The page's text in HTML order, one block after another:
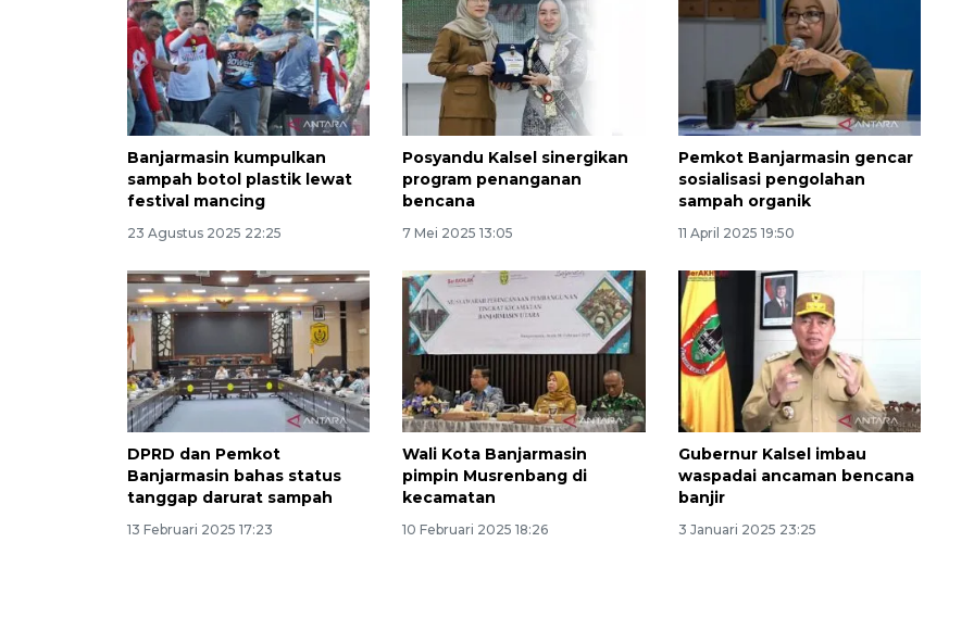
Banjarmasin kumpulkan
sampah botol plastik lewat
festival mancing
23 Agustus 2025 22:25
Posyandu Kalsel sinergikan
program penanganan
bencana
7 Mei 2025 13:05
Pemkot Banjarmasin gencar
sosialisasi pengolahan
sampah organik
11 April 2025 19:50
DPRD dan Pemkot
Banjarmasin bahas status
tanggap darurat sampah
13 Februari 2025 17:23
Wali Kota Banjarmasin
pimpin Musrenbang di
kecamatan
10 Februari 2025 18:26
Gubernur Kalsel imbau
waspadai ancaman bencana
banjir
3 Januari 2025 23:25